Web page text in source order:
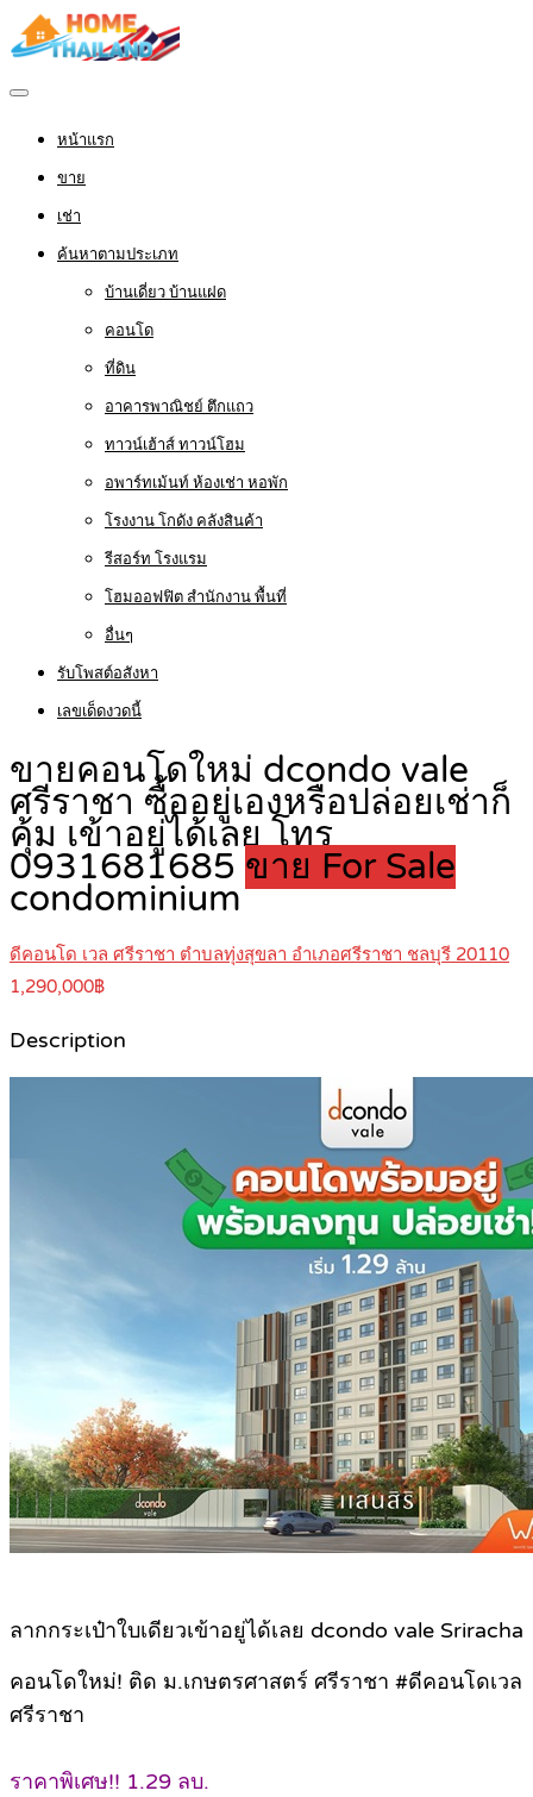
หน้าแรก
ขาย
เช่า
ค้นหาตามประเภท
บ้านเดี่ยว บ้านแฝด
คอนโด
ที่ดิน
อาคารพาณิชย์ ตึกแถว
ทาวน์เฮ้าส์ ทาวน์โฮม
อพาร์ทเม้นท์ ห้องเช่า หอพัก
โรงงาน โกดัง คลังสินค้า
รีสอร์ท โรงแรม
โฮมออฟฟิต สำนักงาน พื้นที่
อื่นๆ
รับโพสต์อสังหา
เลขเด็ดงวดนี้
ขายคอนโดใหม่ dcondo vale
ศรีราชา ซื้ออยู่เองหรือปล่อยเช่าก็
คุ้ม เข้าอยู่ได้เลย โทร
0931681685 ขาย For Sale
condominium
ดีคอนโด เวล ศรีราชา ตำบลทุ่งสุขลา อำเภอศรีราชา ชลบุรี 20110
1,290,000฿
Description
ลากกระเป๋าใบเดียวเข้าอยู่ได้เลย dcondo vale Sriracha
คอนโดใหม่! ติด ม.เกษตรศาสตร์ ศรีราชา #ดีคอนโดเวล
ศรีราชา
ราคาพิเศษ!! 1.29 ลบ.